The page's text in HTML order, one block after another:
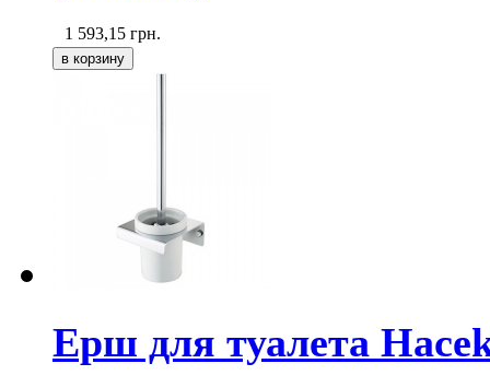
1 593,15 грн.
Ерш для туалета